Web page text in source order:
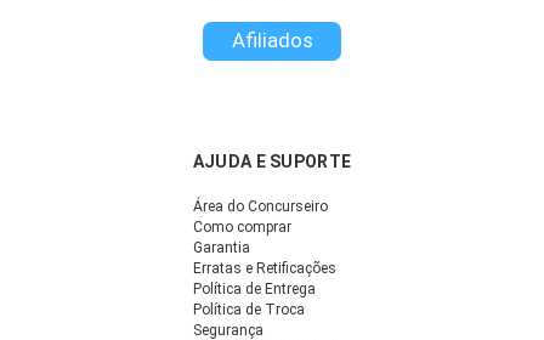
Afiliados
AJUDA E SUPORTE
Área do Concurseiro
Como comprar
Garantia
Erratas e Retificações
Política de Entrega
Política de Troca
Segurança